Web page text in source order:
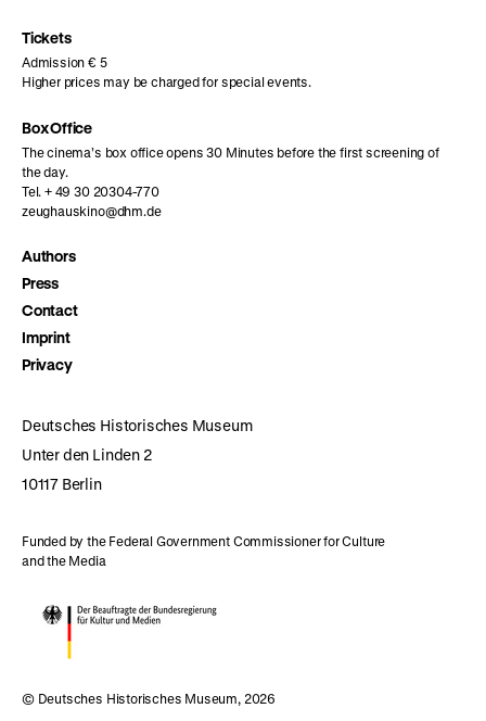
Tickets
Admission € 5
Higher prices may be charged for special events.
Box Office
The cinema’s box office opens 30 Minutes before the first screening of
the day.
Tel. + 49 30 20304-770
zeughauskino@dhm.de
Authors
Press
Contact
Imprint
Privacy
Deutsches Historisches Museum
Unter den Linden 2
10117 Berlin
Funded by the Federal Government Commissioner for Culture
and the Media
© Deutsches Historisches Museum, 2026